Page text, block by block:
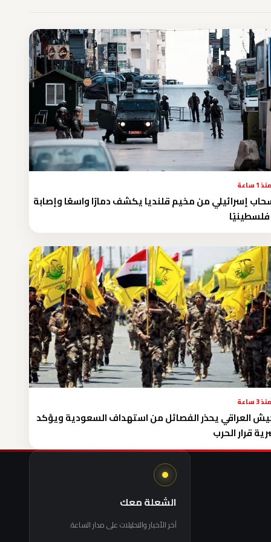
منذ 1 ساعة
إسرائيلي من مخيم قلنديا يكشف دمارًا واسعًا وإصابة
منذ 3 ساعة
العراقي يحذر الفصائل من استهداف السعودية ويؤكد
قرار الحرب
الشعلة معك
آخر الأخبار والتحليلات على مدار الساعة.